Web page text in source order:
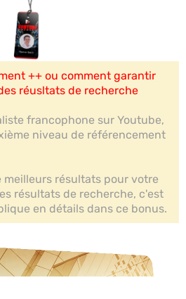
++ ou comment garantir
réusltats de recherche
francophone sur Youtube,
niveau de référencement
meilleurs résultats pour votre
résultats de recherche, c'est
en détails dans ce bonus.